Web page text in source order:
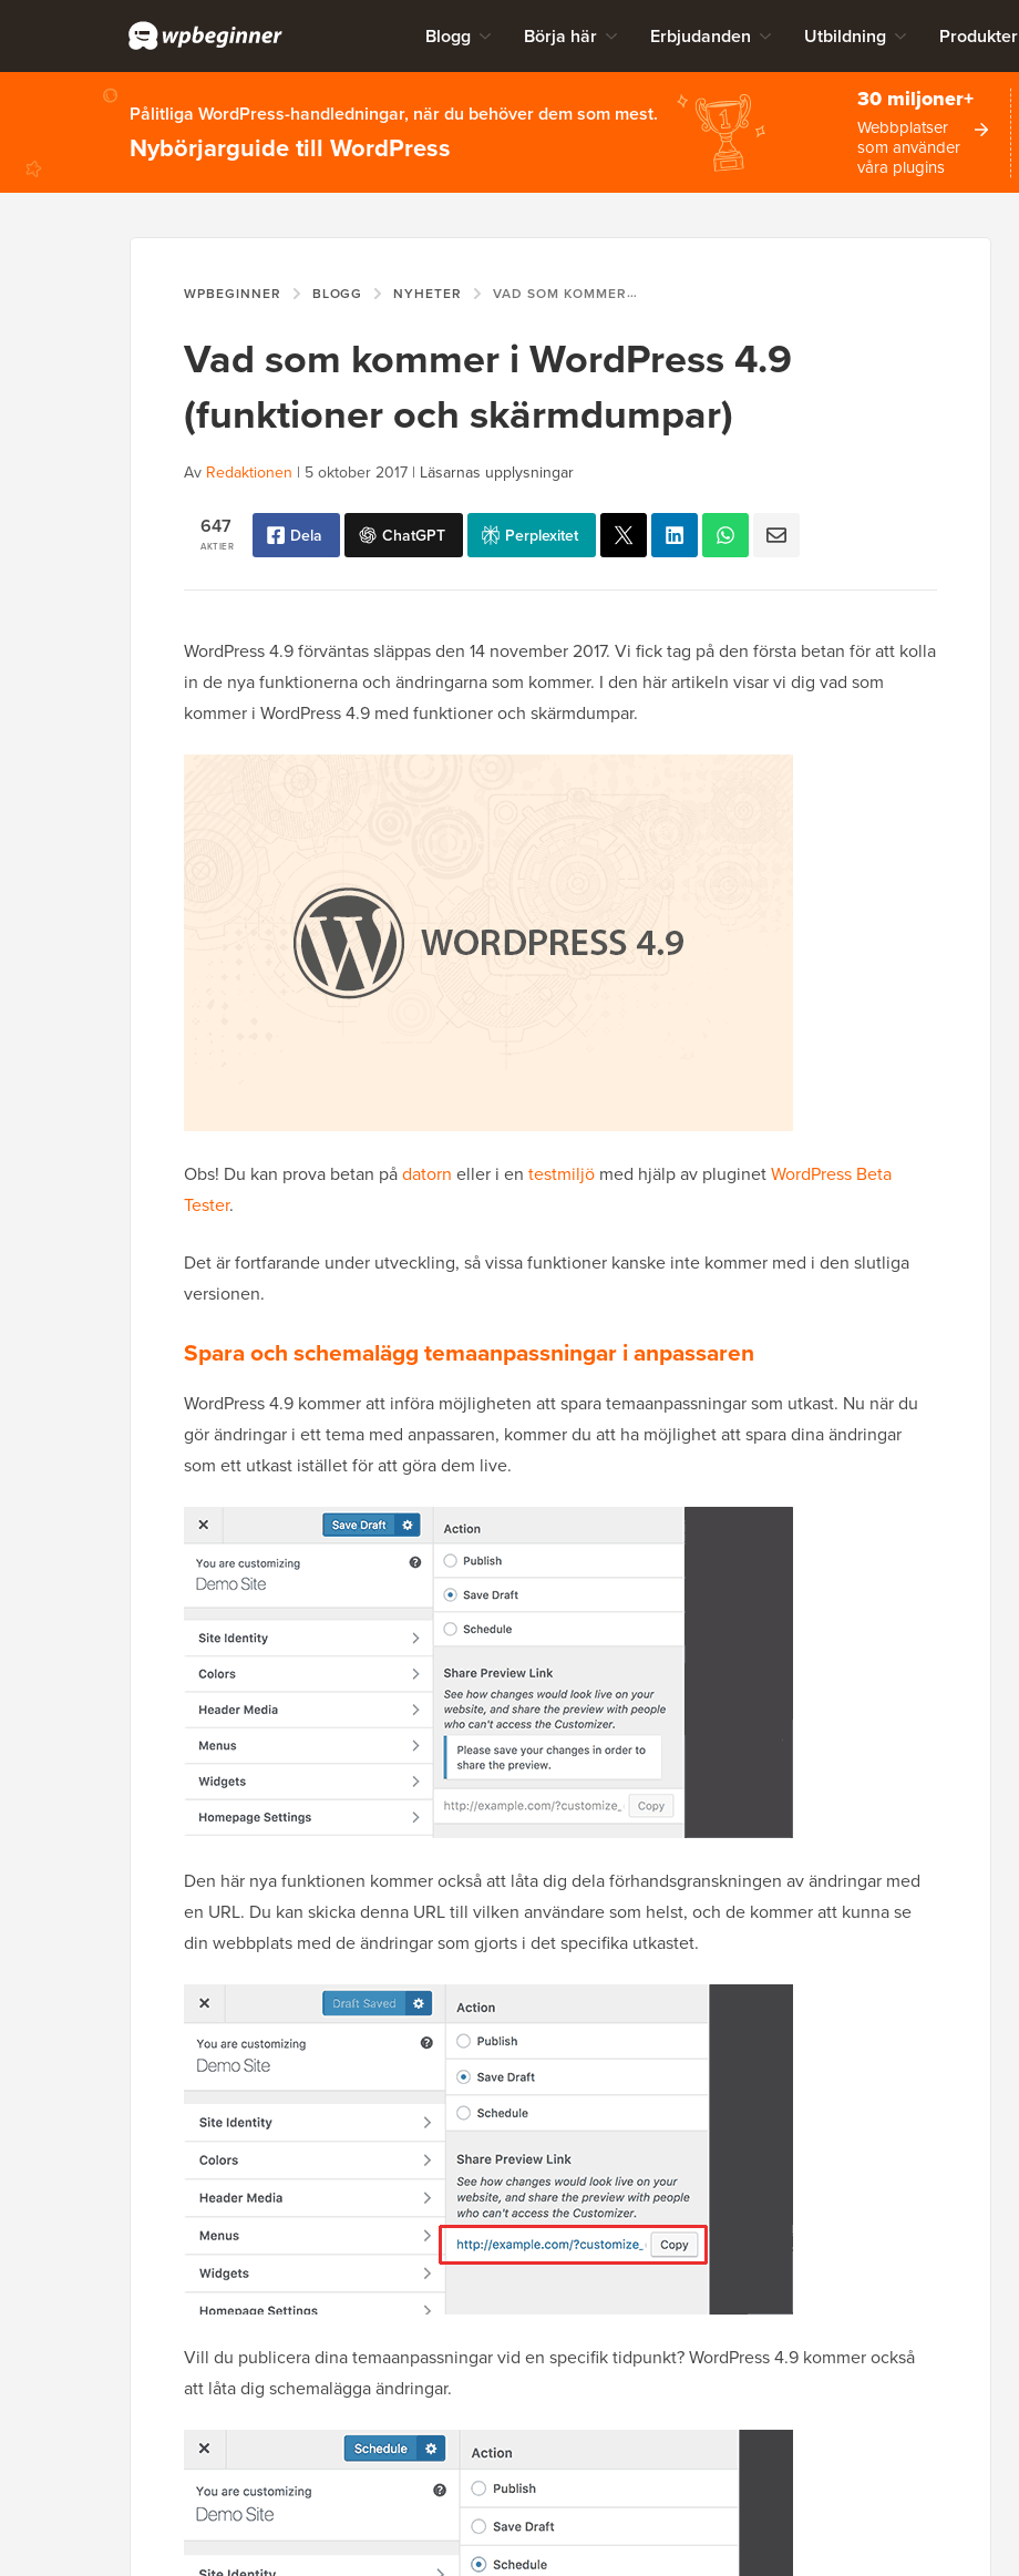
Blogg Börja här Erbjudanden Utbildning Produkter
Pålitliga WordPress-handledningar, när du behöver dem som mest.
Nybörjarguide till WordPress
30 miljoner+
Webbplatser
som använder
våra plugins
WPBEGINNER BLOGG NYHETER VAD SOM KOMMER I WORDPRESS 4.9 (FUNKTIONER OCH SKÄRMDUMPAR)
Vad som kommer i WordPress 4.9
(funktioner och skärmdumpar)
Av Redaktionen | 5 oktober 2017 | Läsarnas upplysningar
AKTIER
647 Dela ChatGPT Perplexitet
WordPress 4.9 förväntas släppas den 14 november 2017. Vi fick tag på den första betan för att kolla
in de nya funktionerna och ändringarna som kommer. I den här artikeln visar vi dig vad som
kommer i WordPress 4.9 med funktioner och skärmdumpar.
Obs! Du kan prova betan pådatorn eller i en testmiljö med hjälp av pluginetWordPress Beta
Tester.
Det är fortfarande under utveckling, så vissa funktioner kanske inte kommer med i den slutliga
versionen.
Spara och schemalägg temaanpassningar i anpassaren
WordPress 4.9 kommer att införa möjligheten att spara temaanpassningar som utkast. Nu när du
gör ändringar i ett tema med anpassaren, kommer du att ha möjlighet att spara dina ändringar
som ett utkast istället för att göra dem live.
Den här nya funktionen kommer också att låta dig dela förhandsgranskningen av ändringar med
en URL. Du kan skicka denna URL till vilken användare som helst, och de kommer att kunna se
din webbplats med de ändringar som gjorts i det specifika utkastet.
Vill du publicera dina temaanpassningar vid en specifik tidpunkt? WordPress 4.9 kommer också
att låta dig schemalägga ändringar.